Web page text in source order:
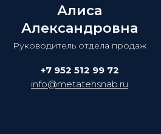
Алиса
Александровна
Руководитель отдела продаж
+7 952 512 99 72
info@metatehsnab.ru